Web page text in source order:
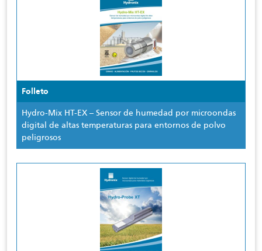
Folleto
Hydro-Mix HT-EX – Sensor de humedad por microondas
digital de altas temperaturas para entornos de polvo
peligrosos